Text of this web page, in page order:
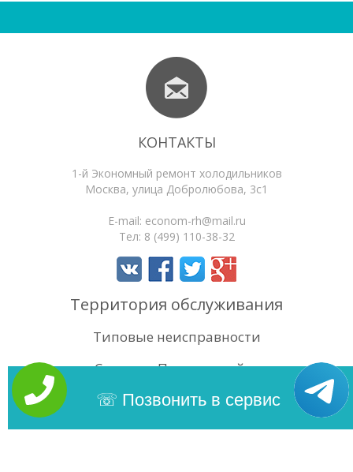
КОНТАКТЫ
1-й Экономный ремонт холодильников
Москва, улица Добролюбова, 3с1
E-mail: econom-rh@mail.ru
Тел: 8 (499) 110-38-32
Территория обслуживания
Типовые неисправности
Статьи
Поиск по сайту
Позвонить в сервис